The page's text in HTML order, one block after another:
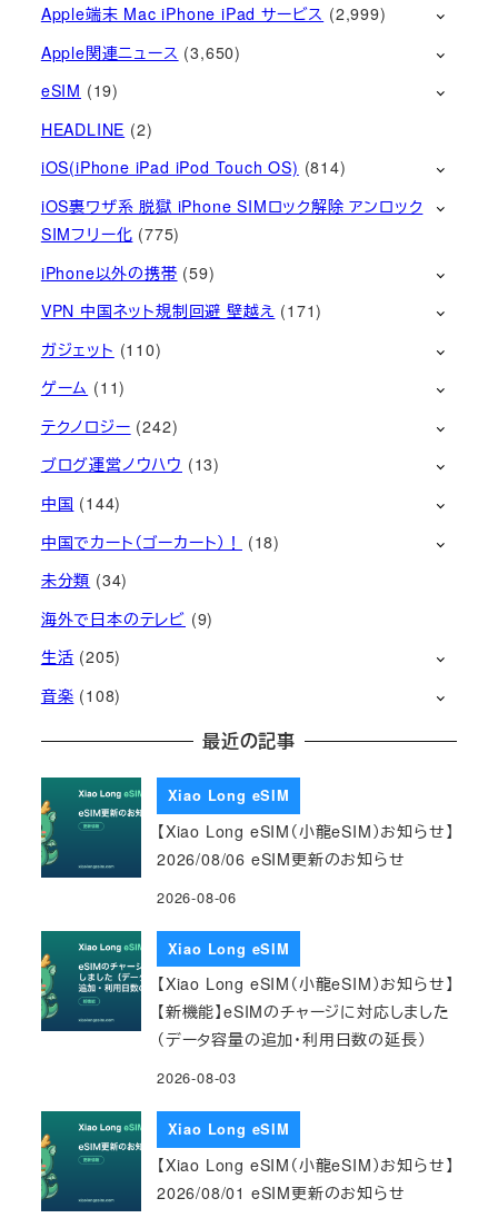
Apple端末 Mac iPhone iPad サービス (2,999)
Apple関連ニュース (3,650)
eSIM (19)
HEADLINE (2)
iOS(iPhone iPad iPod Touch OS) (814)
iOS裏ワザ系 脱獄 iPhone SIMロック解除 アンロック
SIMフリー化 (775)
iPhone以外の携帯 (59)
VPN 中国ネット規制回避 壁越え (171)
ガジェット (110)
ゲーム (11)
テクノロジー (242)
ブログ運営ノウハウ (13)
中国 (144)
中国でカート（ゴーカート）！
(18)
未分類 (34)
海外で日本のテレビ (9)
生活 (205)
音楽 (108)
最近の記事
Xiao Long eSIM
【Xiao Long eSIM（小龍eSIM）お知らせ】
2026/08/06 eSIM更新のお知らせ
2026-08-06
Xiao Long eSIM
【Xiao Long eSIM（小龍eSIM）お知らせ】
【新機能】eSIMのチャージに対応しました
（データ容量の追加・利用日数の延長）
2026-08-03
Xiao Long eSIM
【Xiao Long eSIM（小龍eSIM）お知らせ】
2026/08/01 eSIM更新のお知らせ